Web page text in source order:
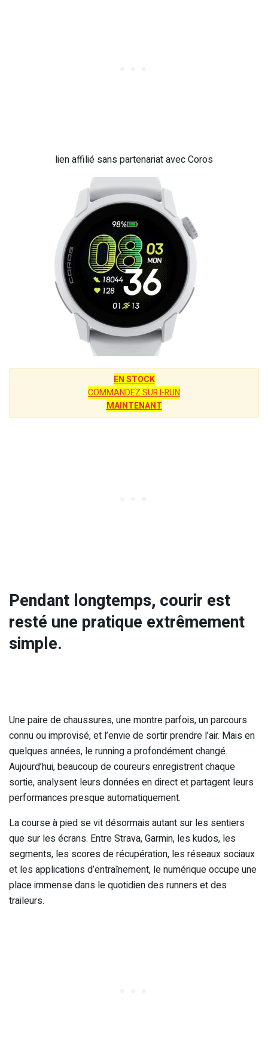
lien affilié sans partenariat avec Coros
EN STOCK
COMMANDEZ SUR I-RUN
MAINTENANT
Pendant longtemps, courir est
resté une pratique extrêmement
simple.
Une paire de chaussures, une montre parfois, un parcours
connu ou improvisé, et l’envie de sortir prendre l’air. Mais en
quelques années, le running a profondément changé.
Aujourd’hui, beaucoup de coureurs enregistrent chaque
sortie, analysent leurs données en direct et partagent leurs
performances presque automatiquement.
La course à pied se vit désormais autant sur les sentiers
que sur les écrans. Entre Strava, Garmin, les kudos, les
segments, les scores de récupération, les réseaux sociaux
et les applications d’entraînement, le numérique occupe une
place immense dans le quotidien des runners et des
traileurs.